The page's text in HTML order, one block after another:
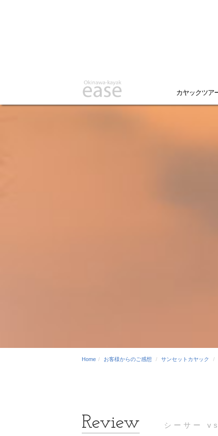
カヤックツア
Home お客様からのご感想 サンセットカヤック
シーサー